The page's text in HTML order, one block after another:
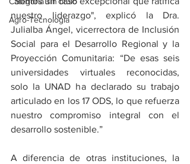
Agro-Tecnología
nuestro liderazgo", explicó la Dra.
Julialba Ángel, vicerrectora de Inclusión
Social para el Desarrollo Regional y la
Proyección Comunitaria: “De esas seis
universidades virtuales reconocidas,
solo la UNAD ha declarado su trabajo
articulado en los 17 ODS, lo que refuerza
nuestro compromiso integral con el
desarrollo sostenible.”
A diferencia de otras instituciones, la